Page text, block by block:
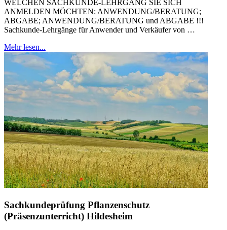
WELCHEN SACHKUNDE-LEHRGANG SIE SICH
ANMELDEN MÖCHTEN: ANWENDUNG/BERATUNG;
ABGABE; ANWENDUNG/BERATUNG und ABGABE !!!
Sachkunde-Lehrgänge für Anwender und Verkäufer von …
Mehr lesen...
Sachkundeprüfung Pflanzenschutz
(Präsenzunterricht) Hildesheim